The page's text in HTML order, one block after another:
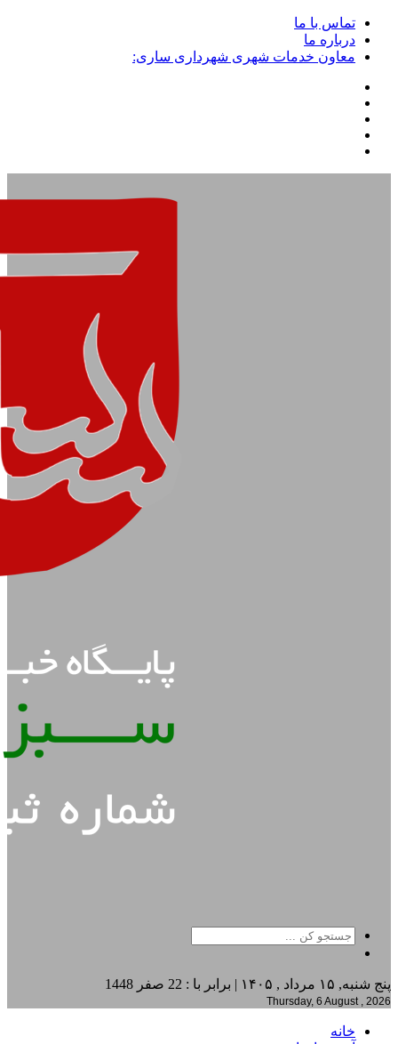
تماس با ما
درباره ما
معاون خدمات شهری شهرداری ساری:
پنج شنبه, ۱۵ مرداد , ۱۴۰۵ | برابر با : 22 صفر 1448
Thursday, 6 August , 2026
خانه